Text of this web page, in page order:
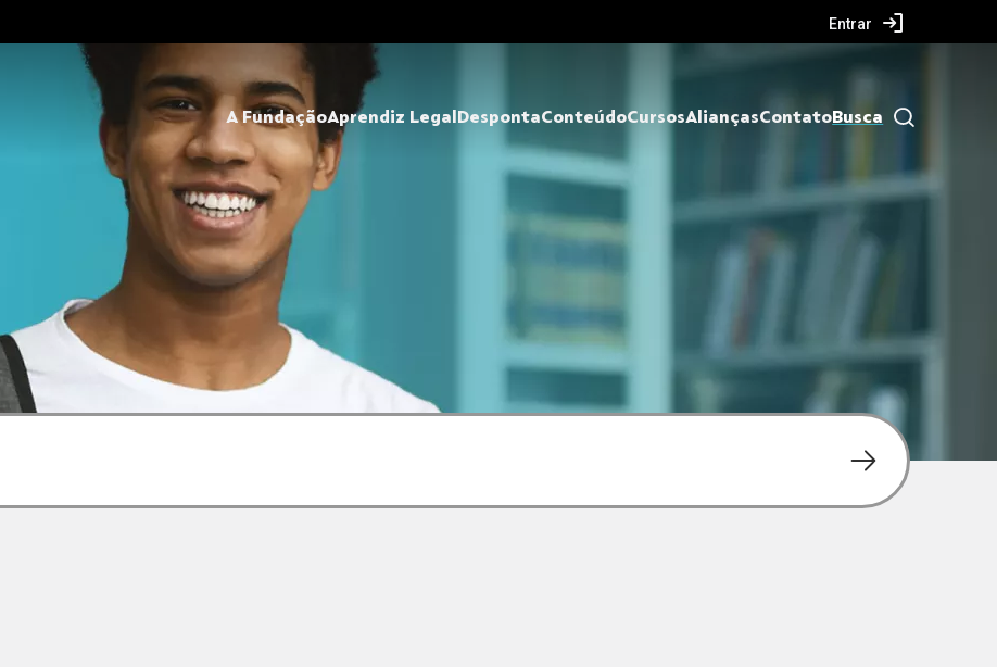
Entrar
A FundaçãoAprendiz Legal DespontaConteúdoCursosAliançasContatoBusca